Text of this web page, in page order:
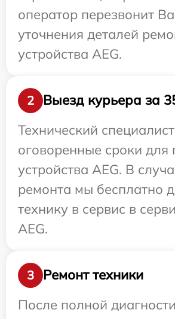
оператор перезвонит
уточнения деталей
устройства AEG.
2
Выезд курьера за
Технический
оговоренные сроки для
устройства AEG. В
ремонта мы бесплатно
технику в сервис в
AEG.
3
Ремонт техники
После полной